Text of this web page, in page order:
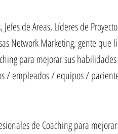
de Areas, Líderes de
Network Marketing, gente
para mejorar sus
/ empleados / equipos /
de Coaching para